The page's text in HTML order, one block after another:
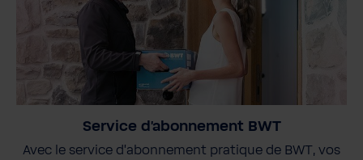
Service d'abonnement BWT
Avec le service d'abonnement pratique de BWT, vos